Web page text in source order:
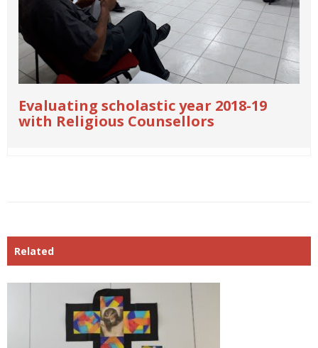
Evaluating scholastic year 2018-19
with Religious Counsellors
Related